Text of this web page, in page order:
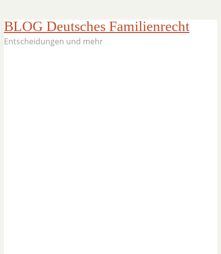
BLOG Deutsches Familienrecht
Entscheidungen und mehr